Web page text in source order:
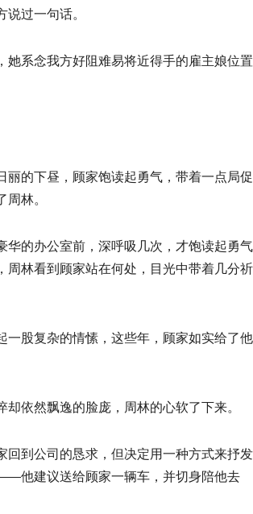
说过一句话。
她系念我方好阻难易将近得手的雇主娘位置
丽的下昼，顾家饱读起勇气，带着一点局促
周林。
华的办公室前，深呼吸几次，才饱读起勇气
周林看到顾家站在何处，目光中带着几分祈
一股复杂的情愫，这些年，顾家如实给了他
却依然飘逸的脸庞，周林的心软了下来。
回到公司的恳求，但决定用一种方式来抒发
他建议送给顾家一辆车，并切身陪他去